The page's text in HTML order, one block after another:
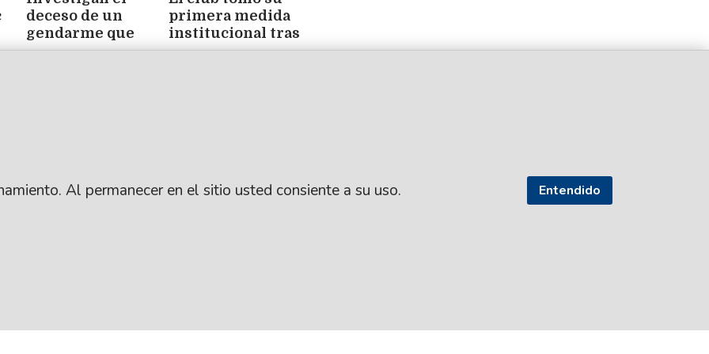
deceso de un
gendarme que
sufrió un paro
primera medida
institucional tras
las denuncias:
Al permanecer en el sitio usted consiente a su uso. Entendido